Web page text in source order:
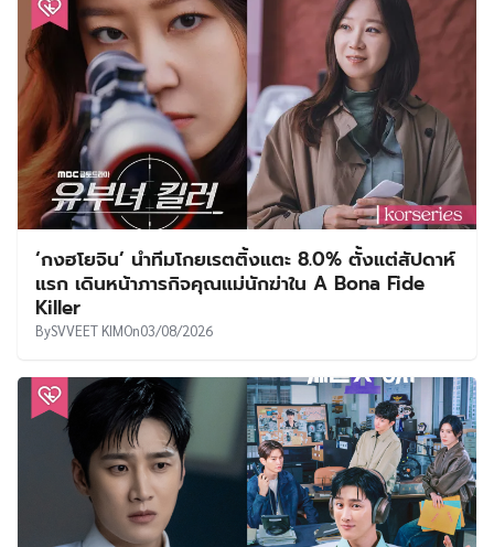
‘กงฮโยจิน’ นำทีมโกยเรตติ้งแตะ 8.0% ตั้งแต่สัปดาห์
แรก เดินหน้าภารกิจคุณแม่นักฆ่าใน A Bona Fide
Killer
BySVVEET KIMOn03/08/2026